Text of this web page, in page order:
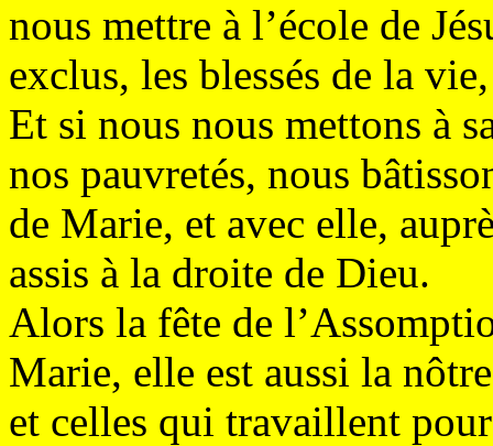
nous mettre à l’école de
exclus, les blessés de la
Et si nous nous mettons à
nos pauvretés, nous
de Marie, et avec elle,
assis à la droite de Dieu.
Alors la fête de
Marie, elle est aussi la
et celles qui travaillent